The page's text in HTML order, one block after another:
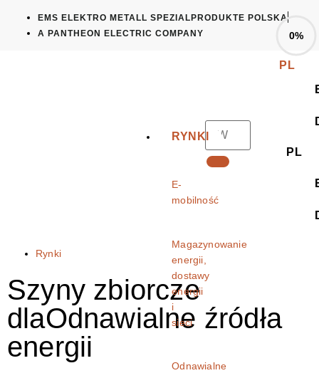
EMS ELEKTRO METALL SPEZIALPRODUKTE POLSKA
A PANTHEON ELECTRIC COMPANY
RYNKI
E-
mobilność
Magazynowanie
energii,
dostawy
energii
i
sieci
Odnawialne
PL
PL
Rynki
Szyny zbiorcze
dlaOdnawialne źródła
energii
0%